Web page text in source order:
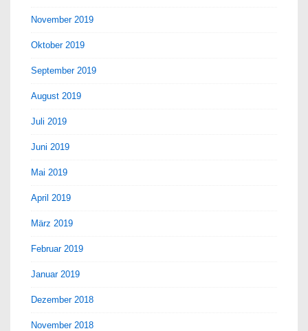
November 2019
Oktober 2019
September 2019
August 2019
Juli 2019
Juni 2019
Mai 2019
April 2019
März 2019
Februar 2019
Januar 2019
Dezember 2018
November 2018